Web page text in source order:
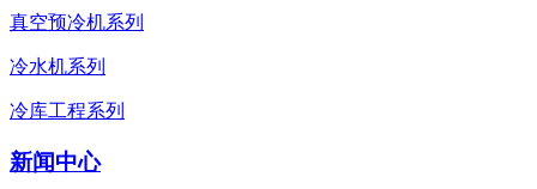
真空预冷机系列
冷水机系列
冷库工程系列
新闻中心